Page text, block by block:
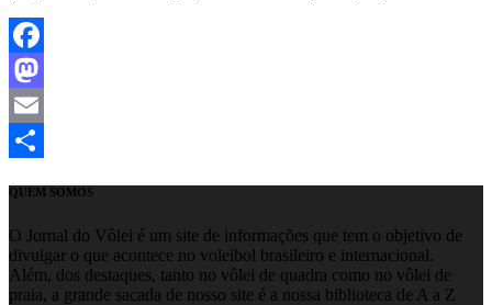
Facebook
Mastodon
Email
QUEM SOMOS
O Jornal do Vôlei é um site de informações que tem o objetivo de
divulgar o que acontece no voleibol brasileiro e internacional.
Além, dos destaques, tanto no vôlei de quadra como no vôlei de
praia, a grande sacada de nosso site é a nossa biblioteca de A a Z